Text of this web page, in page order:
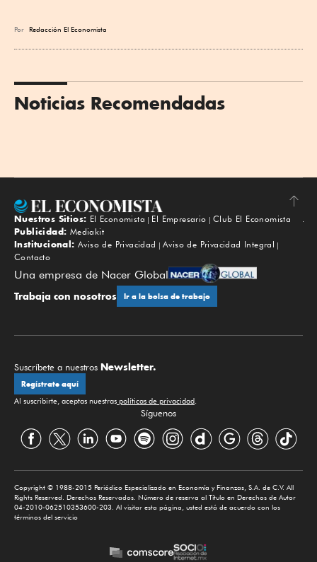
Por Redacción El Economista
Noticias Recomendadas
Subir
Nuestros Sitios: El Economista El Empresario
Club El Economista
Publicidad: Mediakit
Institucional: Aviso de Privacidad
Aviso de Privacidad Integral
Contacto
Una empresa de Nacer Global
Trabaja con nosotros Ir a la bolsa de trabajo
Suscríbete a nuestros Newsletter.
Regístrate aquí
Al suscribirte, aceptas nuestras políticas de privacidad.
Síguenos
Copyright © 1988-2015 Periódico Especializado en Economía y Finanzas, S.A. de C.V. All
Rights Reserved. Derechos Reservados. Número de reserva al Título en Derechos de Autor
04-2010-062510353600-203. Al visitar esta página, usted está de acuerdo con los
términos del servicio